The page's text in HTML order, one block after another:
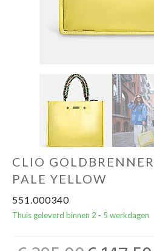
Cadeautips
De Printshop
Cadeaubon
CLIO
PALE YELLOW
551.000340
Thuis geleverd binnen 2 - 5 werkdagen